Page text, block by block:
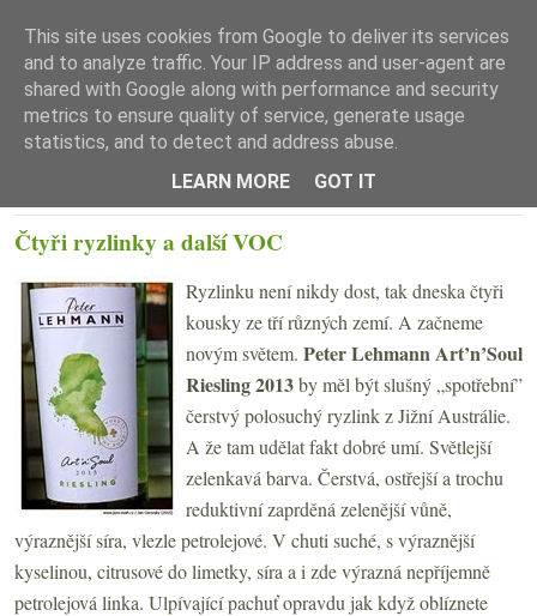
☰ Menu
Čtyři ryzlinky a další VOC
Ryzlinku není nikdy dost, tak dneska čtyři
kousky ze tří různých zemí. A začneme
novým světem. Peter Lehmann Art’n’Soul
Riesling 2013by měl být slušný „spotřební”
čerstvý polosuchý ryzlink z Jižní Austrálie.
A že tam udělat fakt dobré umí. Světlejší
zelenkavá barva. Čerstvá, ostřejší a trochu
reduktivní zaprděná zelenější vůně,
výraznější síra, vlezle petrolejové. V chuti suché, s výraznější
kyselinou, citrusové do limetky, síra a i zde výrazná nepříjemně
petrolejová linka. Ulpívající pachuť opravdu jak když oblíznete
This site uses cookies from Google to deliver its services
and to analyze traffic. Your IP address and user-agent are
shared with Google along with performance and security
metrics to ensure quality of service, generate usage
statistics, and to detect and address abuse.
LEARN MORE
GOT IT